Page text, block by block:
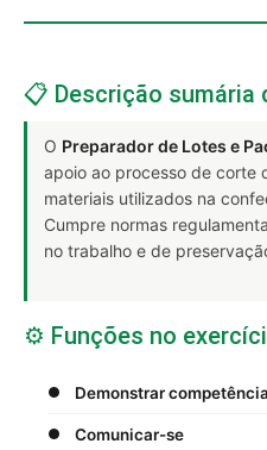
📋 Descrição sumária
O Preparador de Lotes e
apoio ao processo de corte
materiais utilizados na
Cumpre normas
no trabalho e de
⚙️ Funções no
Demonstrar
Comunicar-se